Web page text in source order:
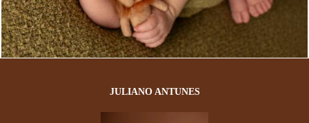
363 0
JULIANO ANTUNES